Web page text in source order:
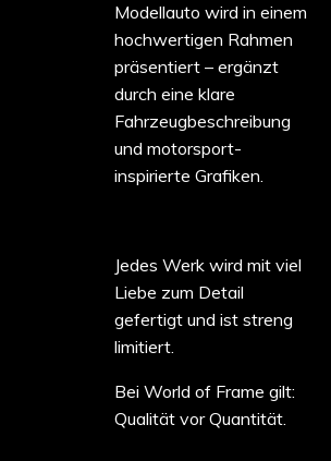
Modellauto wird in einem
hochwertigen Rahmen
präsentiert – ergänzt
durch eine klare
Fahrzeugbeschreibung
und motorsport-
inspirierte Grafiken.
Jedes Werk wird mit viel
Liebe zum Detail
gefertigt und ist streng
limitiert.
Bei World of Frame gilt:
Qualität vor Quantität.